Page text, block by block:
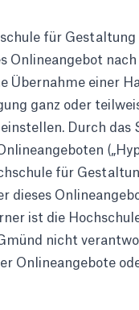
für Gestal­tung
Online­an­gebot
Über­nahme einer
ganz oder
Durch das
für
dieses
ist die
nicht
Online­an­ge­bote